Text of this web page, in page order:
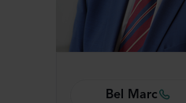
Bel Marc